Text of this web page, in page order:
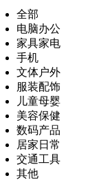
全部
电脑办公
家具家电
手机
文体户外
服装配饰
儿童母婴
美容保健
数码产品
居家日常
交通工具
其他